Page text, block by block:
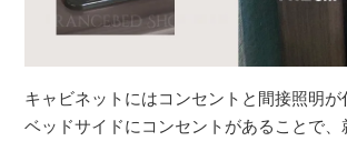
キャビネットにはコンセントと間接照明が
ベッドサイドにコンセントがあることで、